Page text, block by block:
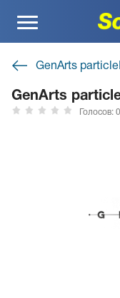
Меню
GenArts
GenArts
Голосов: 0